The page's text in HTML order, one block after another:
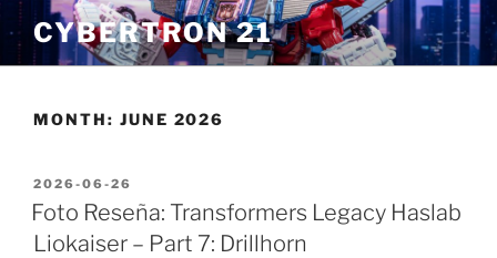
Skip
to
content
CYBERTRON 21
MONTH: JUNE 2026
POSTED
ON
2026-06-26
Foto Reseña: Transformers Legacy Haslab
Liokaiser – Part 7: Drillhorn